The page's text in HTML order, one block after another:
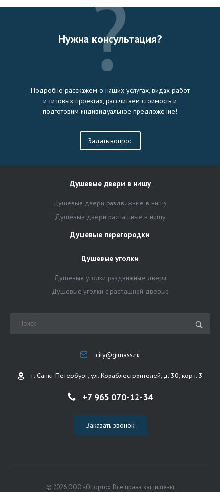
Нужна консультация?
Подробно расскажем о наших услугах, видах работ
и типовых проектах, рассчитаем стоимость и
подготовим индивидуальное предложение!
Задать вопрос
Душевые двери в нишу
Душевые двери раздвижные в нишу
Душевые двери распашные в нишу
Душевые перегородки
Душевые уголки
Душевые уголки раздвижные двери
Душевые уголки с распашной дверью
city@gimass.ru
г. Санкт-Петербург, ул. Кораблестроителей, д. 30, корп. 3
+7 965 070-12-34
Заказать звонок
© 2026 ООО «Опорто», Все права защищены